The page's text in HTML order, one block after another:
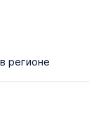
регионе